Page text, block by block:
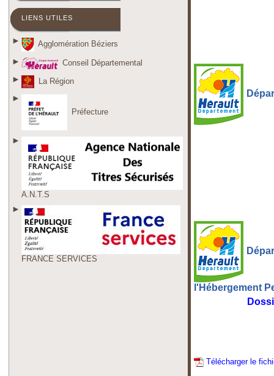
LIENS UTILES
Agglomération Béziers
Conseil Départemental
La Région
Préfecture
A.N.T.S
FRANCE SERVICES
l'Hébergement
Télécharger le